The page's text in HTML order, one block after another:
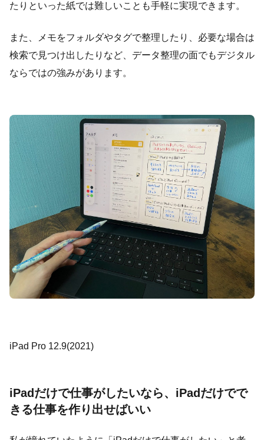
たりといった紙では難しいことも手軽に実現できます。
また、メモをフォルダやタグで整理したり、必要な場合は
検索で見つけ出したりなど、データ整理の面でもデジタル
ならではの強みがあります。
iPad Pro 12.9(2021)
iPadだけで仕事がしたいなら、iPadだけでで
きる仕事を作り出せばいい